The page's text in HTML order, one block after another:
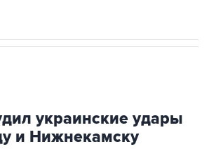
представителей
профильные
оценку террористическим
- говорится в